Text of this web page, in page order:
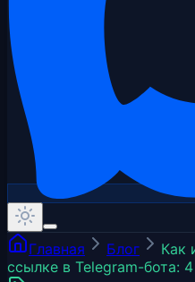
Главная Блог
Как
ссылке в Telegram-бота: